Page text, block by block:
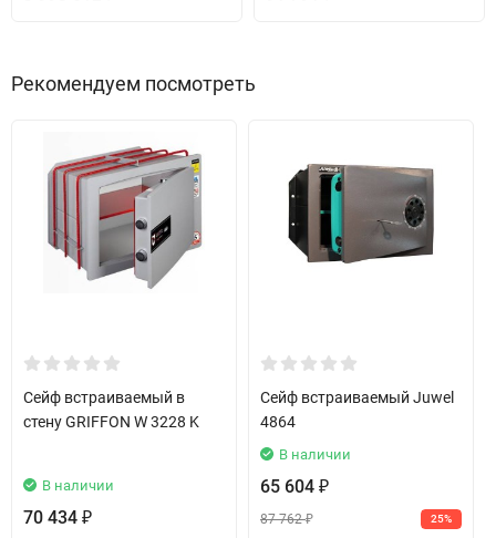
Рекомендуем посмотреть
Сейф встраиваемый в
стену GRIFFON W 3228 K
В наличии
70 434 ₽
Сейф встраиваемый Juwel
4864
В наличии
65 604 ₽
87 762₽ 25%